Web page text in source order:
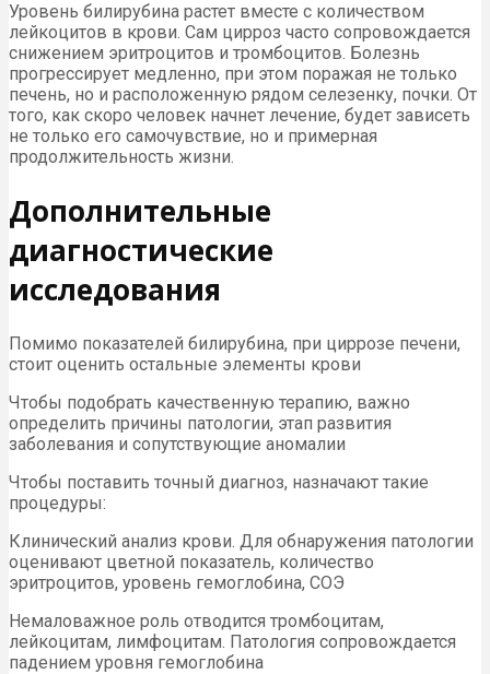
Уровень билирубина растет вместе с количеством
лейкоцитов в крови. Сам цирроз часто сопровождается
снижением эритроцитов и тромбоцитов. Болезнь
прогрессирует медленно, при этом поражая не только
печень, но и расположенную рядом селезенку, почки. От
того, как скоро человек начнет лечение, будет зависеть
не только его самочувствие, но и примерная
продолжительность жизни.
Дополнительные
диагностические
исследования
Помимо показателей билирубина, при циррозе печени,
стоит оценить остальные элементы крови
Чтобы подобрать качественную терапию, важно
определить причины патологии, этап развития
заболевания и сопутствующие аномалии
Чтобы поставить точный диагноз, назначают такие
процедуры:
Клинический анализ крови. Для обнаружения патологии
оценивают цветной показатель, количество
эритроцитов, уровень гемоглобина, СОЭ
Немаловажное роль отводится тромбоцитам,
лейкоцитам, лимфоцитам. Патология сопровождается
падением уровня гемоглобина